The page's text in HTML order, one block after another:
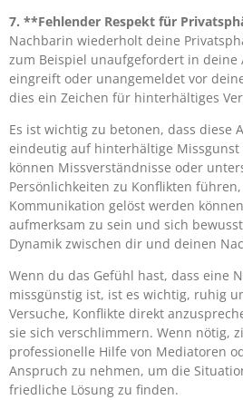
7. **Fehlender Respekt für
Nachbarin wiederholt deine
zum Beispiel unaufgefordert in deine
eingreift oder unangemeldet vor
dies ein Zeichen für hinterhältiges
Es ist wichtig zu betonen, dass diese
eindeutig auf hinterhältige
können Missverständnisse oder
Persönlichkeiten zu Konflikten
Kommunikation gelöst werden
aufmerksam zu sein und sich
Dynamik zwischen dir und deinen
Wenn du das Gefühl hast, dass eine
missgünstig ist, ist es wichtig, ruhig
Versuche, Konflikte direkt
sie sich verschlimmern. Wenn nötig,
professionelle Hilfe von Mediatoren
Anspruch zu nehmen, um die
friedliche Lösung zu finden.